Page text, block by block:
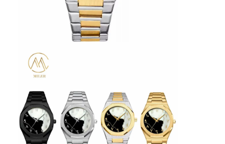
Ρολόι με λουρί από πυριτόνιο
Κυρία Κουάρτζ ρολόι
Φωτεινό ρολόι από χαλαζία
Ψηφιακό Sport Watch
Στυλάτο ρολόι για ζευγάρια
Παιδικά ρολόγια